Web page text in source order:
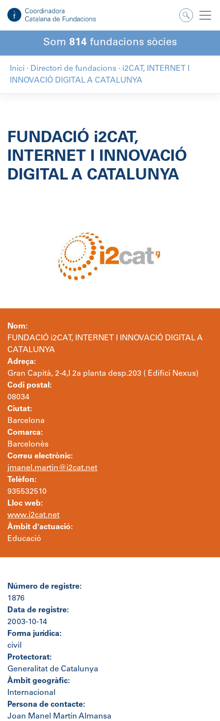
contingut
Som 814 fundacions sòcies
Inici · Directori de fundacions · i2CAT, INTERNET I
INNOVACIÓ DIGITAL A CATALUNYA
FUNDACIÓ i2CAT,
INTERNET I INNOVACIÓ
DIGITAL A CATALUNYA
Nom:
FUNDACIÓ i2CAT, INTERNET I INNOVACIÓ DIGITAL A
CATALUNYA
Adreça:
Gran Capità, 2-4,I 2a planta desp.203 ( Edifici Nexus)
Codi postal:
08034
Ciutat:
Barcelona
Comarca:
Barcelonès
Correu electrònic:
jmanel.martin@i2cat.net
Telèfon:
935532510
Lloc web:
www.i2cat.net
Àmbit d'actuació:
Educació
Número de registre:
1876
Data de registre:
2003-10-14
Forma jurídica:
civil
Protectorat:
Generalitat de Catalunya
Àmbit geogràfic:
Internacional
Persona de contacte:
Joan Manel Martín Almansa